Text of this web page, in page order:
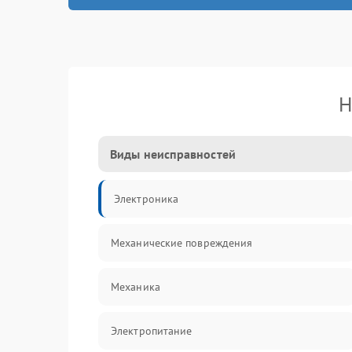
Виды неисправностей
Электроника
Механические повреждения
Механика
Электропитание